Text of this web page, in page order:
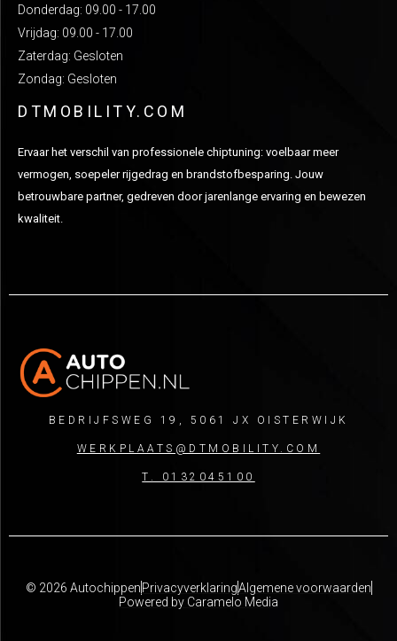
Donderdag: 09.00 - 17.00
Vrijdag: 09.00 - 17.00
Zaterdag: Gesloten
Zondag: Gesloten
DTMOBILITY.COM
Ervaar het verschil van professionele chiptuning: voelbaar meer
vermogen, soepeler rijgedrag en brandstofbesparing. Jouw
betrouwbare partner, gedreven door jarenlange ervaring en bewezen
kwaliteit.
BEDRIJFSWEG 19, 5061 JX OISTERWIJK
WERKPLAATS@DTMOBILITY.COM
T. 0132045100
© 2026 AutochippenPrivacyverklaringAlgemene voorwaarden
Powered by Caramelo Media